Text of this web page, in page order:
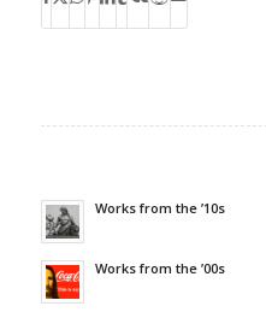
Works from the ’10s
Works from the ’00s